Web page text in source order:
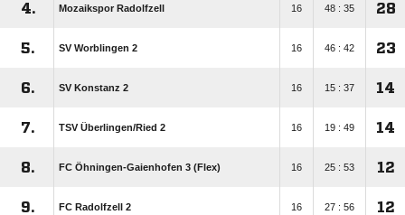
4. Mozaikspor Radolfzell 16 48 : 35 28
5. SV Worblingen 2 16 46 : 42 23
6. SV Konstanz 2 16 15 : 37 14
7. TSV Überlingen/​Ried 2 16 19 : 49 14
8. FC Öhningen-Gaienhofen 3 (Flex) 16 25 : 53 12
9. FC Radolfzell 2 16 27 : 56 12